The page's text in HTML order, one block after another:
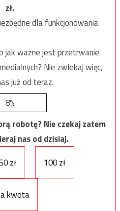
zł.
dla funkcjonowania
jak ważne jest przetrwanie
Nie zwlekaj więc,
już od teraz.
8%
robotę? Nie czekaj zatem
nas od dzisiaj.
zł 100 zł
kwota